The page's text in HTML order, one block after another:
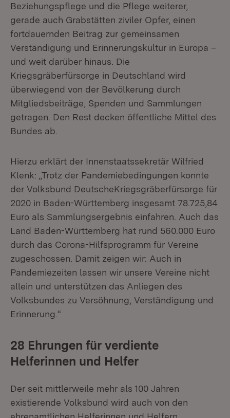
Beziehungspflege und die Pflege weiterer,
gerade auch Grabstätten ziviler Opfer, einen
fortdauernden Beitrag zur gemeinsamen
Verständigung und Erinnerungskultur in Europa –
und weit darüber hinaus. Die
Kriegsgräberfürsorge in Deutschland wird
überwiegend von der Bevölkerung durch
Mitgliedsbeiträge, Spenden und Sammlungen
getragen. Den Rest decken öffentliche Mittel des
Bundes ab.
Hierzu erklärt der Innenstaatssekretär Wilfried
Klenk: „Trotz der Pandemiebedingungen konnte
der Volksbund DeutscheKriegsgräberfürsorge für
2020 in Baden-Württemberg insgesamt 78.725,84
Euro als Sammlungsergebnis einfahren. Auch das
Land Baden-Württemberg hat rund 560.000 Euro
durch das Corona-Hilfsprogramm für Vereine
zugeschossen. Damit zeigen wir: Auch in
Pandemiezeiten lassen wir unsere Vereine nicht
allein und unterstützen das Anliegen des
Volksbundes zu Versöhnung, Verständigung und
Erinnerung.“
28 Ehrungen für verdiente
Helferinnen und Helfer
Der seit mittlerweile mehr als 100 Jahren
existierende Volksbund wird auch von den